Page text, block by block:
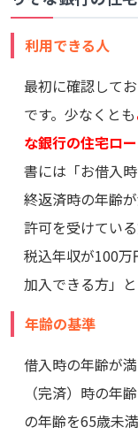
利用できる人
最初に確認して
です。少なくとも
な銀行の住宅ロ
書には「お借入
終返済時の年齢
許可を受けてい
税込年収が100
加入できる方」
年齢の基準
借入時の年齢が
（完済）時の年
の年齢を65歳未